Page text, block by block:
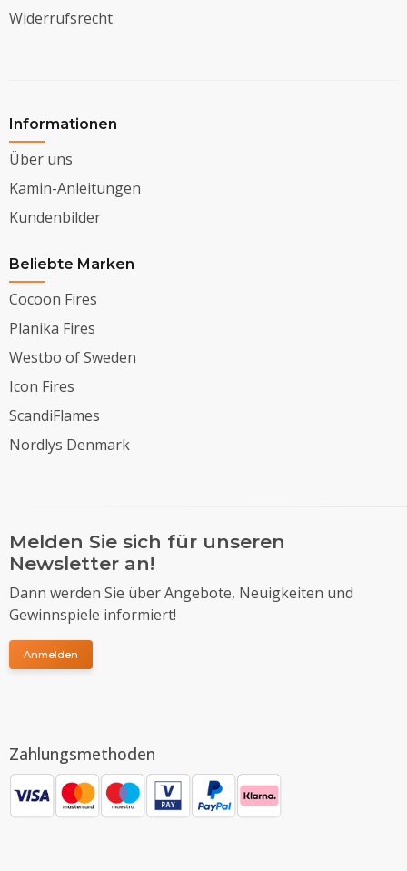
Widerrufsrecht
Informationen
Über uns
Kamin-Anleitungen
Kundenbilder
Beliebte Marken
Cocoon Fires
Planika Fires
Westbo of Sweden
Icon Fires
ScandiFlames
Nordlys Denmark
Melden Sie sich für unseren
Newsletter an!
Dann werden Sie über Angebote, Neuigkeiten und
Gewinnspiele informiert!
Anmelden
Zahlungsmethoden